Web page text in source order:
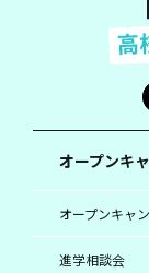
オープンキ
オープンキャ
進学相談会